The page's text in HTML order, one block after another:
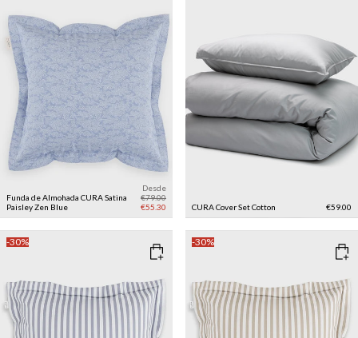
Funda de Almohada CURA Satina
PaisleyZen Blue
Desde
€79.00
€55.30
CURA Cover Set Cotton €59.00
-30% -30%